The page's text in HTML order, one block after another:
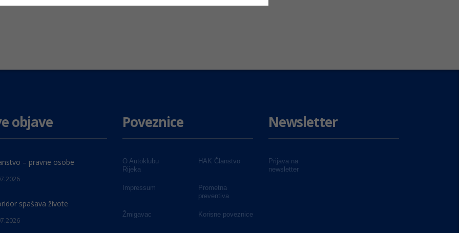
objave
– pravne osobe
spašava živote
Poveznice
O Autoklubu
Rijeka
HAK Članstvo
Impressum
Prometna
preventiva
Žmigavac Korisne poveznice
Newsletter
Prijava na
newsletter